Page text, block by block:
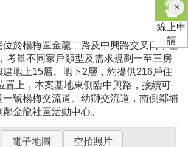
於楊梅區金龍二路及中興路交叉口，基
考量不同家戶類型及需求規劃一至三房
地上15層、地下2層，約提供216戶住
置上，本案基地東側臨中興路，接續可
號楊梅交流道、幼獅交流道，南側鄰埔
金龍社區活動中心。
電子地圖 空拍照片
×關
閉
線上申
請